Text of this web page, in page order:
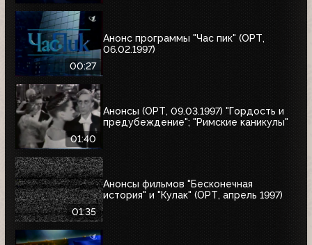
00:27
Анонс программы "Час пик" (ОРТ,
06.02.1997)
01:40
Анонсы (ОРТ, 09.03.1997) "Гордость и
предубеждение"; "Римские каникулы"
01:35
Анонсы фильмов "Бесконечная
история" и "Кулак" (ОРТ, апрель 1997)